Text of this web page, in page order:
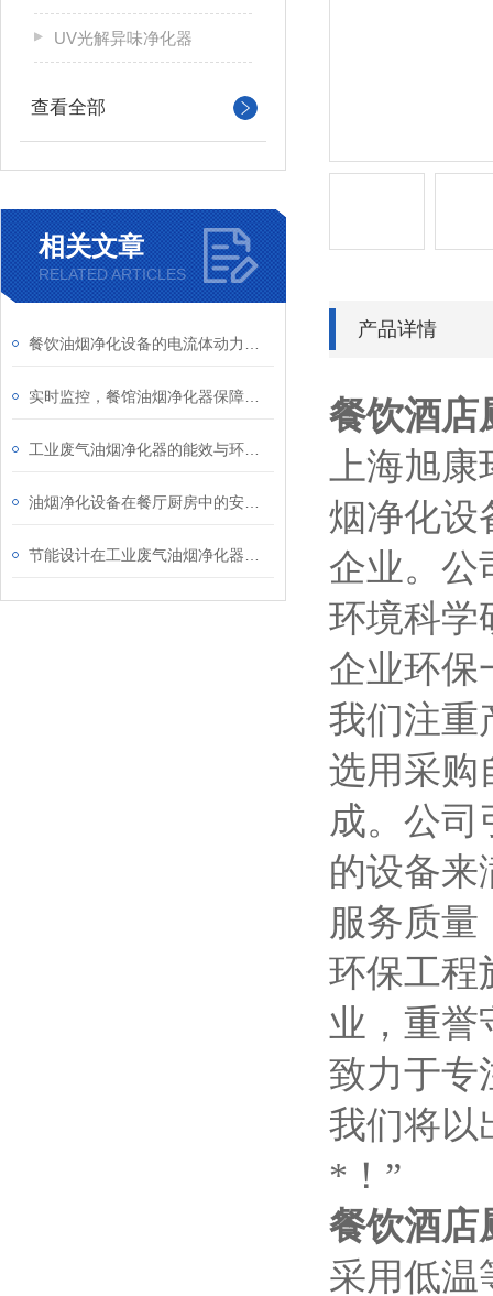
UV光解异味净化器
查看全部
相关文章
RELATED ARTICLES
产品详情
餐饮酒店
上海旭
烟净化设
企业。公
环境科学
企业环保
我们注重
选用采购
成。公司
的设备来
服务质
环保工程
业，重誉
致力于专
我们将以
*！”
餐饮酒店
采用低温